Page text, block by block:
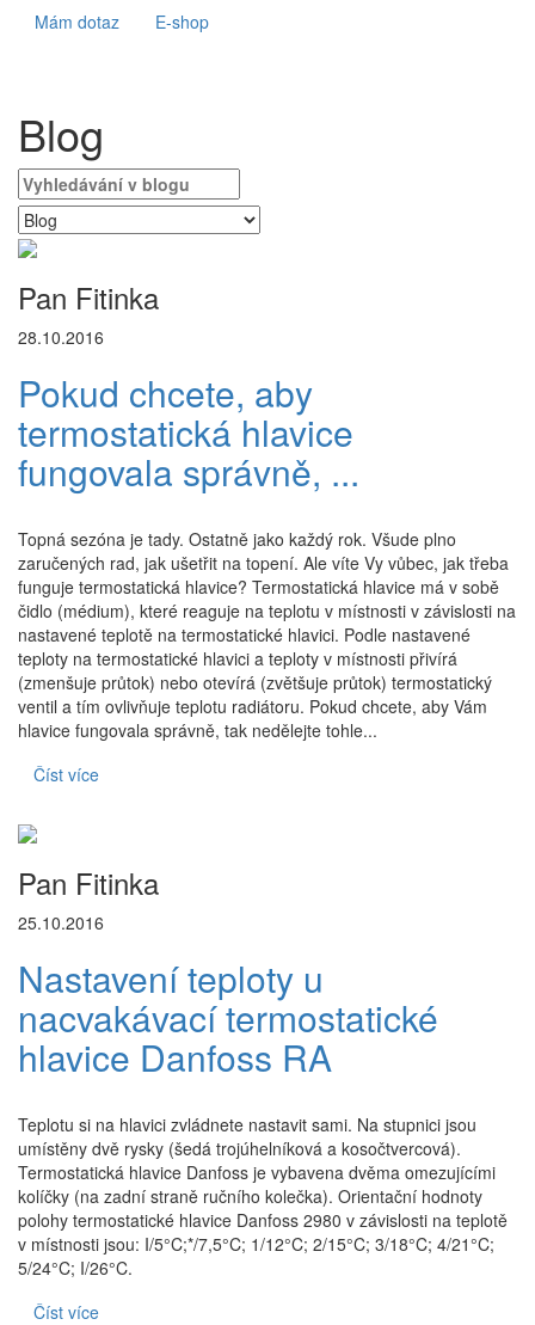
Mám dotaz E-shop
Blog
Pan Fitinka
28.10.2016
Pokud chcete, aby
termostatická hlavice
fungovala správně, ...
Topná sezóna je tady. Ostatně jako každý rok. Všude plno
zaručených rad, jak ušetřit na topení. Ale víte Vy vůbec, jak třeba
funguje termostatická hlavice? Termostatická hlavice má v sobě
čidlo (médium), které reaguje na teplotu v místnosti v závislosti na
nastavené teplotě na termostatické hlavici. Podle nastavené
teploty na termostatické hlavici a teploty v místnosti přivírá
(zmenšuje průtok) nebo otevírá (zvětšuje průtok) termostatický
ventil a tím ovlivňuje teplotu radiátoru. Pokud chcete, aby Vám
hlavice fungovala správně, tak nedělejte tohle...
Číst více
Pan Fitinka
25.10.2016
Nastavení teploty u
nacvakávací termostatické
hlavice Danfoss RA
Teplotu si na hlavici zvládnete nastavit sami. Na stupnici jsou
umístěny dvě rysky (šedá trojúhelníková a kosočtvercová).
Termostatická hlavice Danfoss je vybavena dvěma omezujícími
kolíčky (na zadní straně ručního kolečka). Orientační hodnoty
polohy termostatické hlavice Danfoss 2980 v závislosti na teplotě
v místnosti jsou: I/5°C;*/7,5°C; 1/12°C; 2/15°C; 3/18°C; 4/21°C;
5/24°C; I/26°C.
Číst více